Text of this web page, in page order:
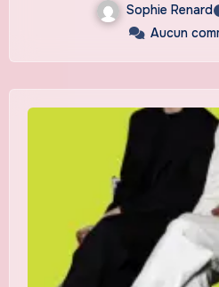
Sophie Renard
Aucun